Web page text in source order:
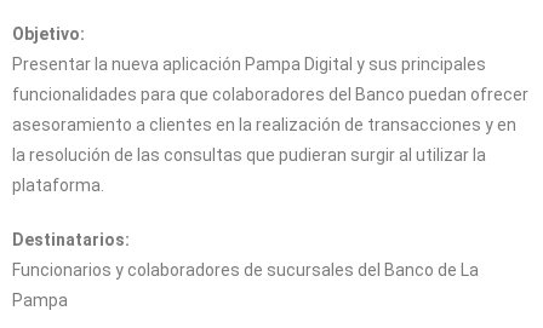
Objetivo:
Presentar la nueva aplicación Pampa Digital y sus principales
funcionalidades para que colaboradores del Banco puedan ofrecer
asesoramiento a clientes en la realización de transacciones y en
la resolución de las consultas que pudieran surgir al utilizar la
plataforma.
Destinatarios:
Funcionarios y colaboradores de sucursales del Banco de La
Pampa